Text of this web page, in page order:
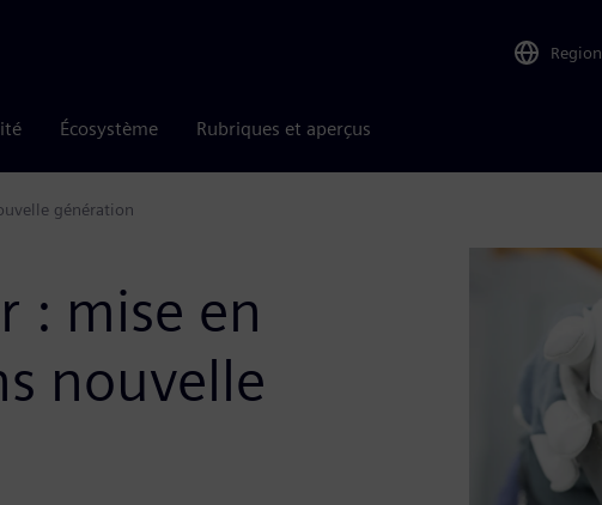
Region
Écosystème Rubriques et aperçus
génération
: mise en
nouvelle